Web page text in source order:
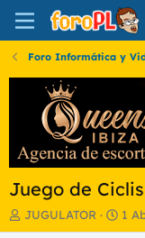
Foro Informática y
Juego de
I
n
JUGULATOR
F
e
1